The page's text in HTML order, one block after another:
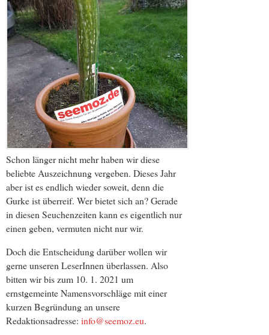
Schon länger nicht mehr haben wir diese
beliebte Auszeichnung vergeben. Dieses Jahr
aber ist es endlich wieder soweit, denn die
Gurke ist überreif. Wer bietet sich an? Gerade
in diesen Seuchenzeiten kann es eigentlich nur
einen geben, vermuten nicht nur wir.
Doch die Entscheidung darüber wollen wir
gerne unseren LeserInnen überlassen. Also
bitten wir bis zum 10. 1. 2021 um
ernstgemeinte Namensvorschläge mit einer
kurzen Begründung an unsere
Redaktionsadresse: info@seemoz.eu.